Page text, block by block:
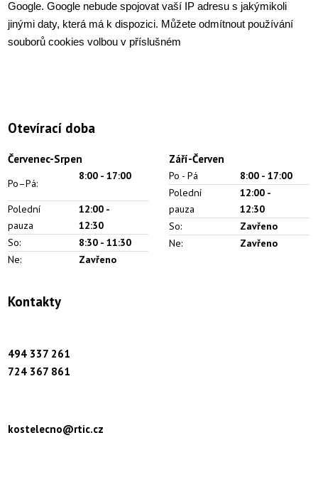
Google. Google nebude spojovat vaší IP adresu s jakýmikoli
jinými daty, která má k dispozici. Můžete odmítnout používání
souborů cookies volbou v příslušném
Otevírací doba
Červenec-Srpen
Po–Pá:
8:00 -17:00
Polední
pauza
12:00 -
12:30
So:
8:30 - 11:30
Ne:
Zavřeno
Září-Červen
Po - Pá
8:00 - 17:00
Polední
pauza
12:00 -
12:30
So:
Zavřeno
Ne:
Zavřeno
Kontakty
494 337 261
724 367 861
kostelecno@rtic.cz